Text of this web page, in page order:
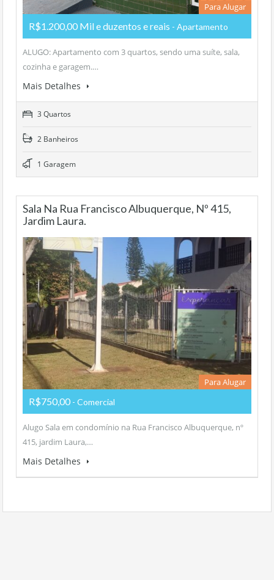
Para Alugar
R$1.200,00 Mil e duzentos e reais - Apartamento
ALUGO: Apartamento com 3 quartos, sendo uma suíte, sala,
cozinha e garagem.…
Mais Detalhes
3 Quartos
2 Banheiros
1 Garagem
Sala Na Rua Francisco Albuquerque, Nº 415,
Jardim Laura.
Para Alugar
R$750,00 - Comercial
Alugo Sala em condomínio na Rua Francisco Albuquerque, nº
415, jardim Laura,…
Mais Detalhes